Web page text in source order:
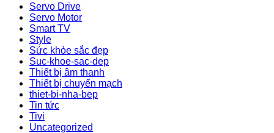
Servo Drive
Servo Motor
Smart TV
Style
Sức khỏe sắc đẹp
Suc-khoe-sac-dep
Thiết bị âm thanh
Thiết bị chuyển mạch
thiet-bi-nha-bep
Tin tức
Tivi
Uncategorized